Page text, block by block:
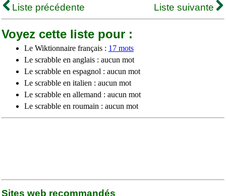
Liste précédente
Liste suivante
Voyez cette liste pour :
Le Wiktionnaire français : 17 mots
Le scrabble en anglais : aucun mot
Le scrabble en espagnol : aucun mot
Le scrabble en italien : aucun mot
Le scrabble en allemand : aucun mot
Le scrabble en roumain : aucun mot
Sites web recommandés